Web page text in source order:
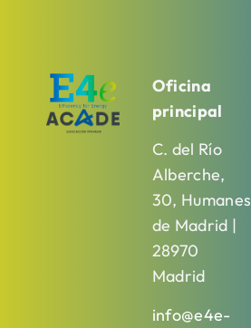
Oficina
principal
C. del Río
Alberche,
30, Humanes
de Madrid |
28970
Madrid
info@e4e-